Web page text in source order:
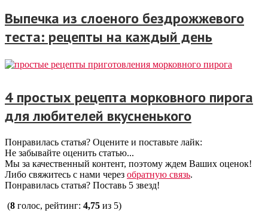
Выпечка из слоеного бездрожжевого
теста: рецепты на каждый день
4 простых рецепта морковного пирога
для любителей вкусненького
Понравилась статья? Оцените и поставьте лайк:
Не забывайте оценить статью...
Мы за качественный контент, поэтому ждем Ваших оценок!
Либо свяжитесь с нами через обратную связь.
Понравилась статья? Поставь 5 звезд!
(8 голос, рейтинг: 4,75 из 5)